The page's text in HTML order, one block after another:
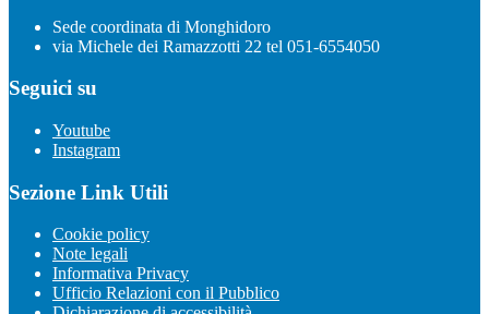
Sede coordinata di Monghidoro
via Michele dei Ramazzotti 22 tel 051-6554050
Seguici su
Youtube
Instagram
Sezione Link Utili
Cookie policy
Note legali
Informativa Privacy
Ufficio Relazioni con il Pubblico